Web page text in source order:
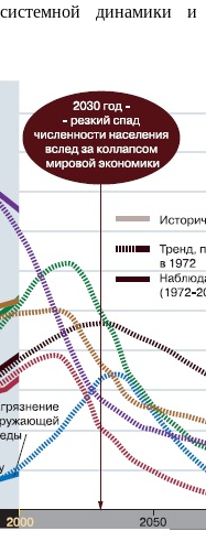
динамики и